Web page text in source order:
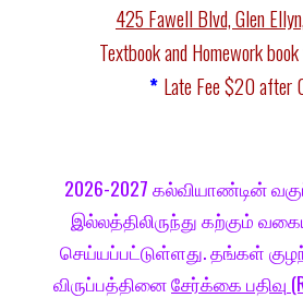
425 Fawell Blvd, Glen
Textbook and Homework
* Late Fee $20after
2026-2027கல்வியாண்டின்
இல்லத்திலிருந்து கற்கும்
செய்யப்பட்டுள்ளது. தங்கள்
விருப்பத்தினைசேர்க்கை பதிவு